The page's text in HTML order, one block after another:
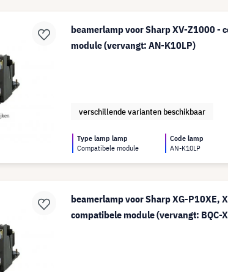
beamerlamp voor Sharp XV-Z1000 -
module (vervangt: AN-K10LP)
verschillende varianten beschikbaar
Type lamp lamp
Compatibele module
Code lamp
AN-K10LP
beamerlamp voor Sharp XG-P10XE,
compatibele module (vervangt: BQC-